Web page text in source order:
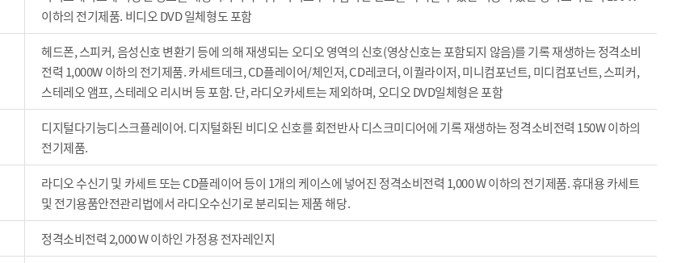
이하의 전기제품. 비디오 DVD 일체형도 포함
헤드폰, 스피커, 음성신호 변환기 등에 의해 재생되는 오디오 영역의 신호(영상신호는 포함되지 않음)를 기록 재생하는 정격소비
전력 1,000W 이하의 전기제품. 카세트데크, CD플레이어/체인저, CD레코더, 이퀄라이저, 미니컴포넌트, 미디컴포넌트, 스피커,
스테레오 앰프, 스테레오 리시버 등 포함. 단, 라디오카세트는 제외하며, 오디오 DVD일체형은 포함
디지털다기능디스크플레이어. 디지털화된 비디오 신호를 회전반사 디스크미디어에 기록 재생하는 정격소비전력 150W 이하의
전기제품.
라디오 수신기 및 카세트 또는 CD플레이어 등이 1개의 케이스에 넣어진 정격소비전력 1,000 W 이하의 전기제품. 휴대용 카세트
및 전기용품안전관리법에서 라디오수신기로 분리되는 제품 해당.
정격소비전력 2,000 W 이하인 가정용 전자레인지